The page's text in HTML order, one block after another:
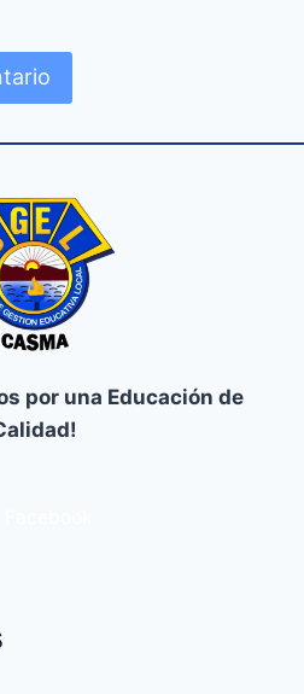
por una Educación de